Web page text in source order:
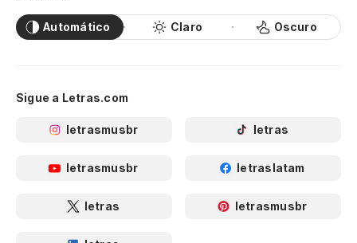
Automático Claro Oscuro
Sigue a Letras.com
letrasmusbr letras
letrasmusbr letraslatam
letras letrasmusbr